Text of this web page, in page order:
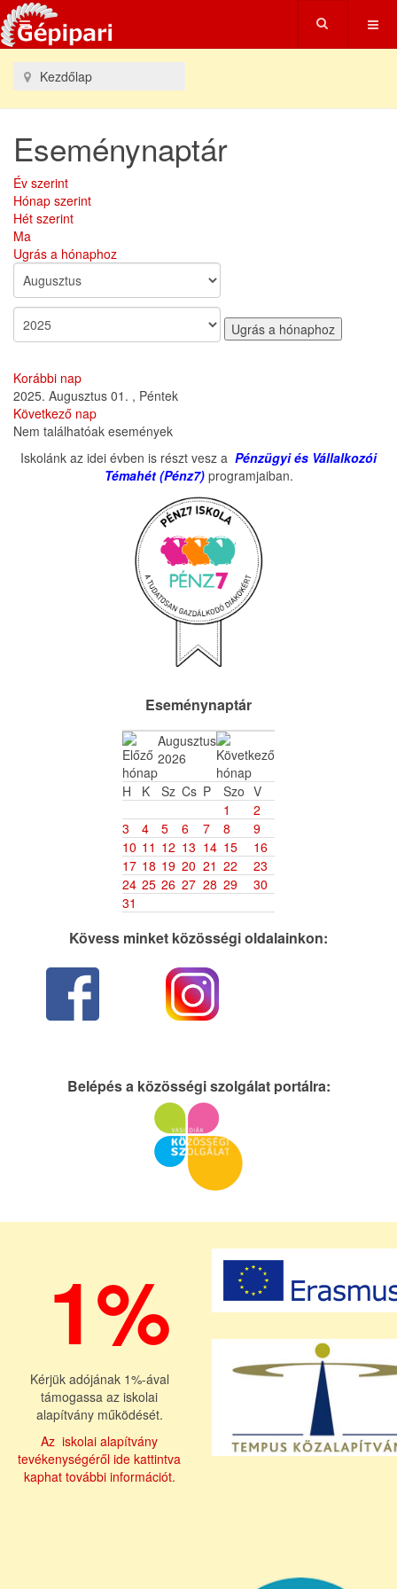
Kezdőlap
Eseménynaptár
Év szerint
Hónap szerint
Hét szerint
Ma
Ugrás a hónaphoz
Ugrás a hónaphoz
Korábbi nap
2025. Augusztus 01. , Péntek
Következő nap
Nem találhatóak események
Iskolánk az idei évben is részt vesz a Pénzügyi és Vállalkozói
Témahét (Pénz7)programjaiban.
Eseménynaptár
Augusztus
2026
H
K Sz Cs P Szo V
1
2
3
4 5 6 7 8
9
10 11 12 13 14 15
16
17 18 19 20 21 22
23
24 25 26 27 28 29
30
31
Kövess minket közösségi oldalainkon:
Belépés a közösségi szolgálat portálra:
1%
Kérjük adójának 1%-ával
támogassa az iskolai
alapítvány működését.
Az iskolai alapítvány
tevékenységéről ide kattintva
kaphat további információt.